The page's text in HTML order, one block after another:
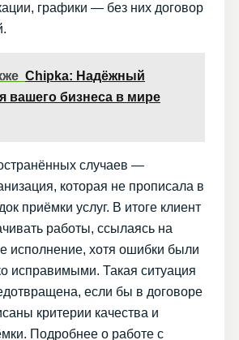
графики — без них договор
Chipka: Надёжный
вашего бизнеса в мире
случаев —
которая не прописала в
приёмки услуг. В итоге клиент
работы, ссылаясь на
исполнение, хотя ошибки были
исправимыми. Такая ситуация
если бы в договоре
критерии качества и
Подробнее о работе с